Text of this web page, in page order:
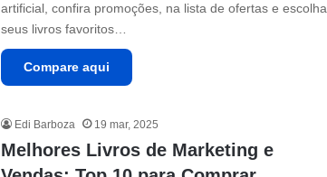
artificial, confira promoções, na lista de ofertas e escolha
seus livros favoritos…
Compare aqui
Edi Barboza 19 mar, 2025
Melhores Livros de Marketing e